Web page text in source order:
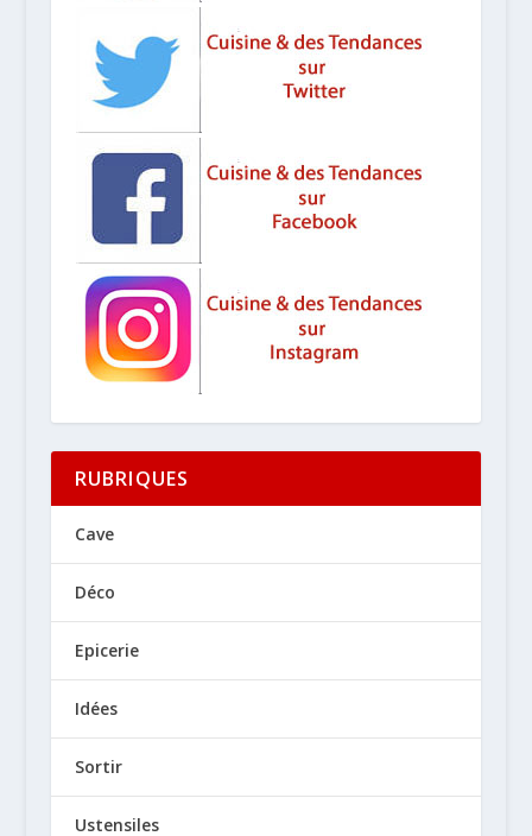
RUBRIQUES
Cave
Déco
Epicerie
Idées
Sortir
Ustensiles